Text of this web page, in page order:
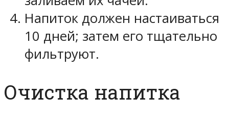
Напиток должен настаиваться
10 дней; затем его тщательно
фильтруют.
Очистка напитка